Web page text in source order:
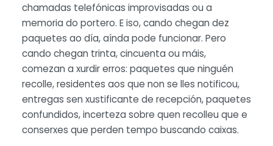
chamadas telefónicas improvisadas ou a
memoria do portero. E iso, cando chegan dez
paquetes ao día, aínda pode funcionar. Pero
cando chegan trinta, cincuenta ou máis,
comezan a xurdir erros: paquetes que ninguén
recolle, residentes aos que non se lles notificou,
entregas sen xustificante de recepción, paquetes
confundidos, incerteza sobre quen recolleu que e
conserxes que perden tempo buscando caixas.